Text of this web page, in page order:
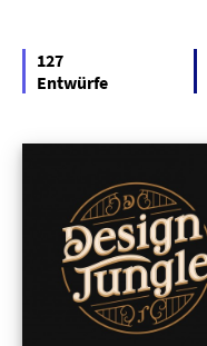
127
Entwürfe